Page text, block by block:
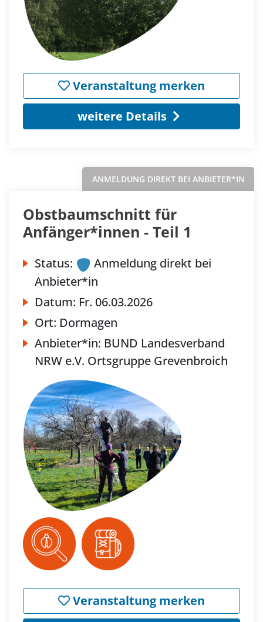
Veranstaltung merken
weitere Details
ANMELDUNG DIREKT BEI ANBIETER*IN
Obstbaumschnitt für
Anfänger*innen - Teil 1
Status:
Anmeldung direkt bei
Anbieter*in
Datum: Fr. 06.03.2026
Ort: Dormagen
Anbieter*in: BUND Landesverband
NRW e.V. Ortsgruppe Grevenbroich
Veranstaltung merken